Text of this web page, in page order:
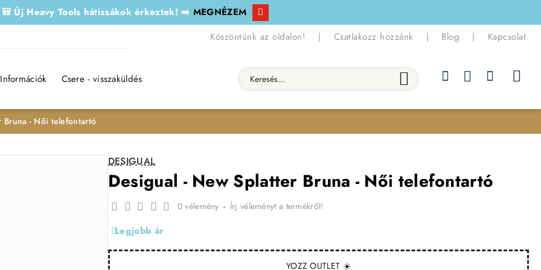
🎒 Új Heavy Tools hátizsákok érkeztek! ➡️ MEGNÉZEM
Köszöntünk az oldalon! | Csatlakozz hozzánk | Blog | Kapcsolat
Információk Csere - visszaküldés Keresés...
Bruna - Női telefontartó
DESIGUAL
Desigual - New Splatter Bruna - Női telefontartó
YOZZ OUTLET ☀️
Legjobb ár
0 vélemény - Írj véleményt a termékről!